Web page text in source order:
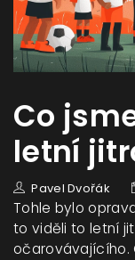
Co
letní
Pavel Dvořák
Tohle bylo
to viděli to letní
očarovávajícího.